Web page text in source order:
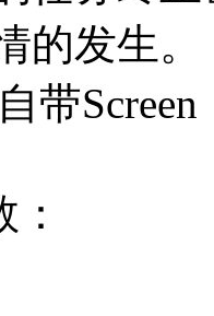
的发生。
带